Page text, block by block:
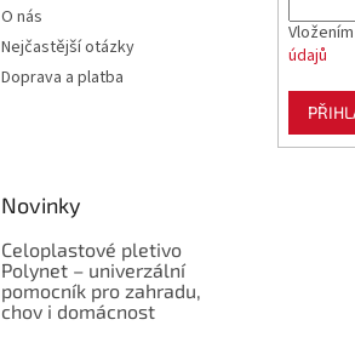
O nás
Nejčastější otázky
Doprava a platba
údajů
Novinky
Celoplastové pletivo
Polynet – univerzální
pomocník pro zahradu,
chov i domácnost